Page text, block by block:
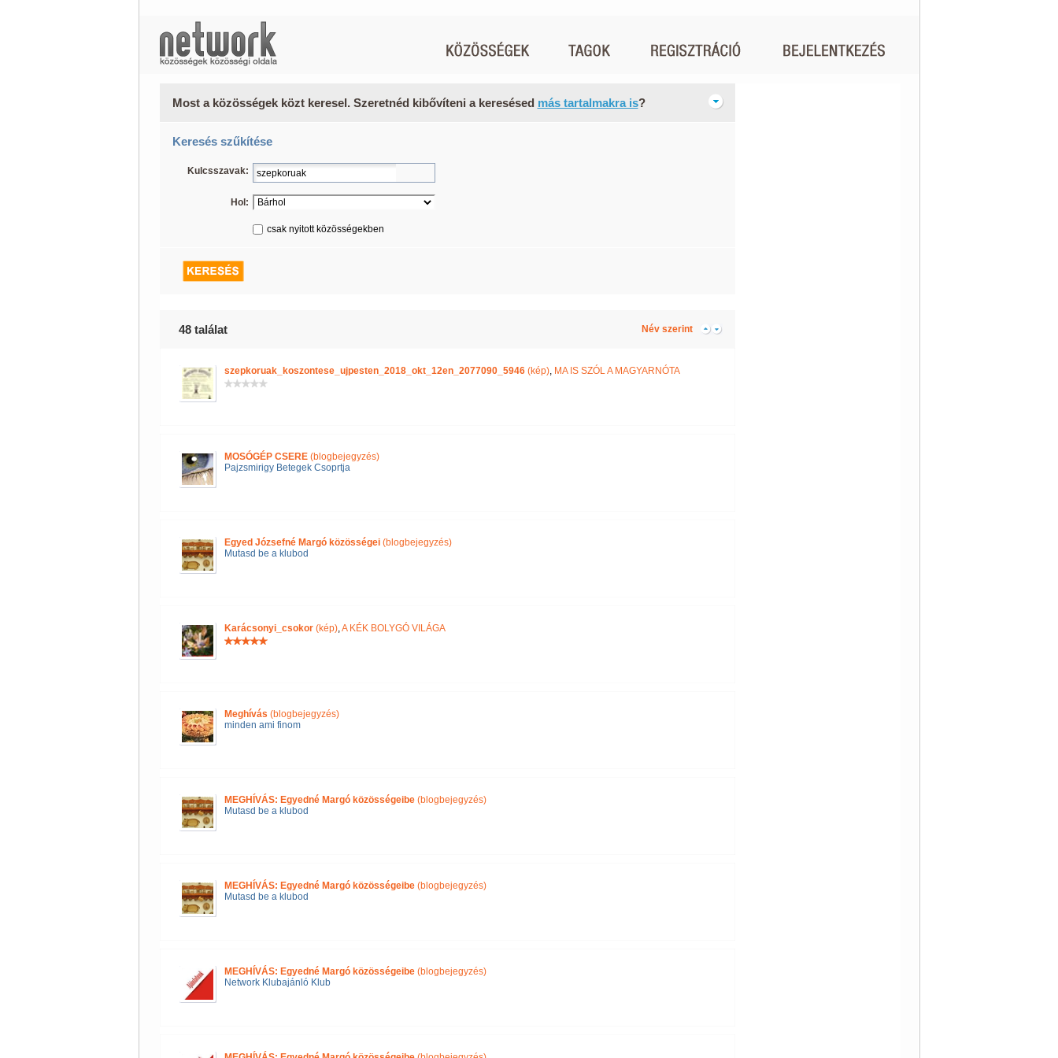
Most a közösségek közt keresel. Szeretnéd kibővíteni a keresésed más tartalmakra is?
Keresés szűkítése
Kulcsszavak:
Hol:
csak nyitott közösségekben
48 találat Név szerint
szepkoruak_koszontese_ujpesten_2018_okt_12en_2077090_5946(kép), MA IS SZÓL A MAGYARNÓTA
MOSÓGÉP CSERE(blogbejegyzés)
Pajzsmirigy Betegek Csoprtja
Egyed Józsefné Margó közösségei(blogbejegyzés)
Mutasd be a klubod
Karácsonyi_csokor(kép),A KÉK BOLYGÓ VILÁGA
Meghívás (blogbejegyzés)
minden ami finom
MEGHÍVÁS: Egyedné Margó közösségeibe(blogbejegyzés)
Mutasd be a klubod
MEGHÍVÁS: Egyedné Margó közösségeibe(blogbejegyzés)
Mutasd be a klubod
MEGHÍVÁS: Egyedné Margó közösségeibe(blogbejegyzés)
Network Klubajánló Klub